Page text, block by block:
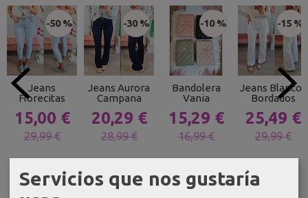
-50 %
Jeans
Florecitas
15,00 €
29,99 €
-30 %
Jeans Aurora
Campana
20,29 €
28,99 €
-10 %
Bandolera
Vania
15,29 €
16,99 €
-15 %
Jeans Blancos
Bordados
25,49 €
29,99 €
Servicios que nos gustaría